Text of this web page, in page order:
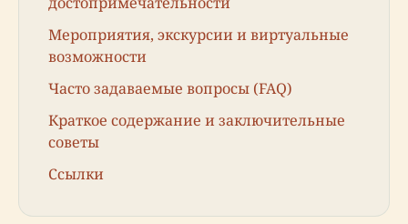
Мероприятия, экскурсии и виртуальные
возможности
Часто задаваемые вопросы (FAQ)
Краткое содержание и заключительные
советы
Ссылки